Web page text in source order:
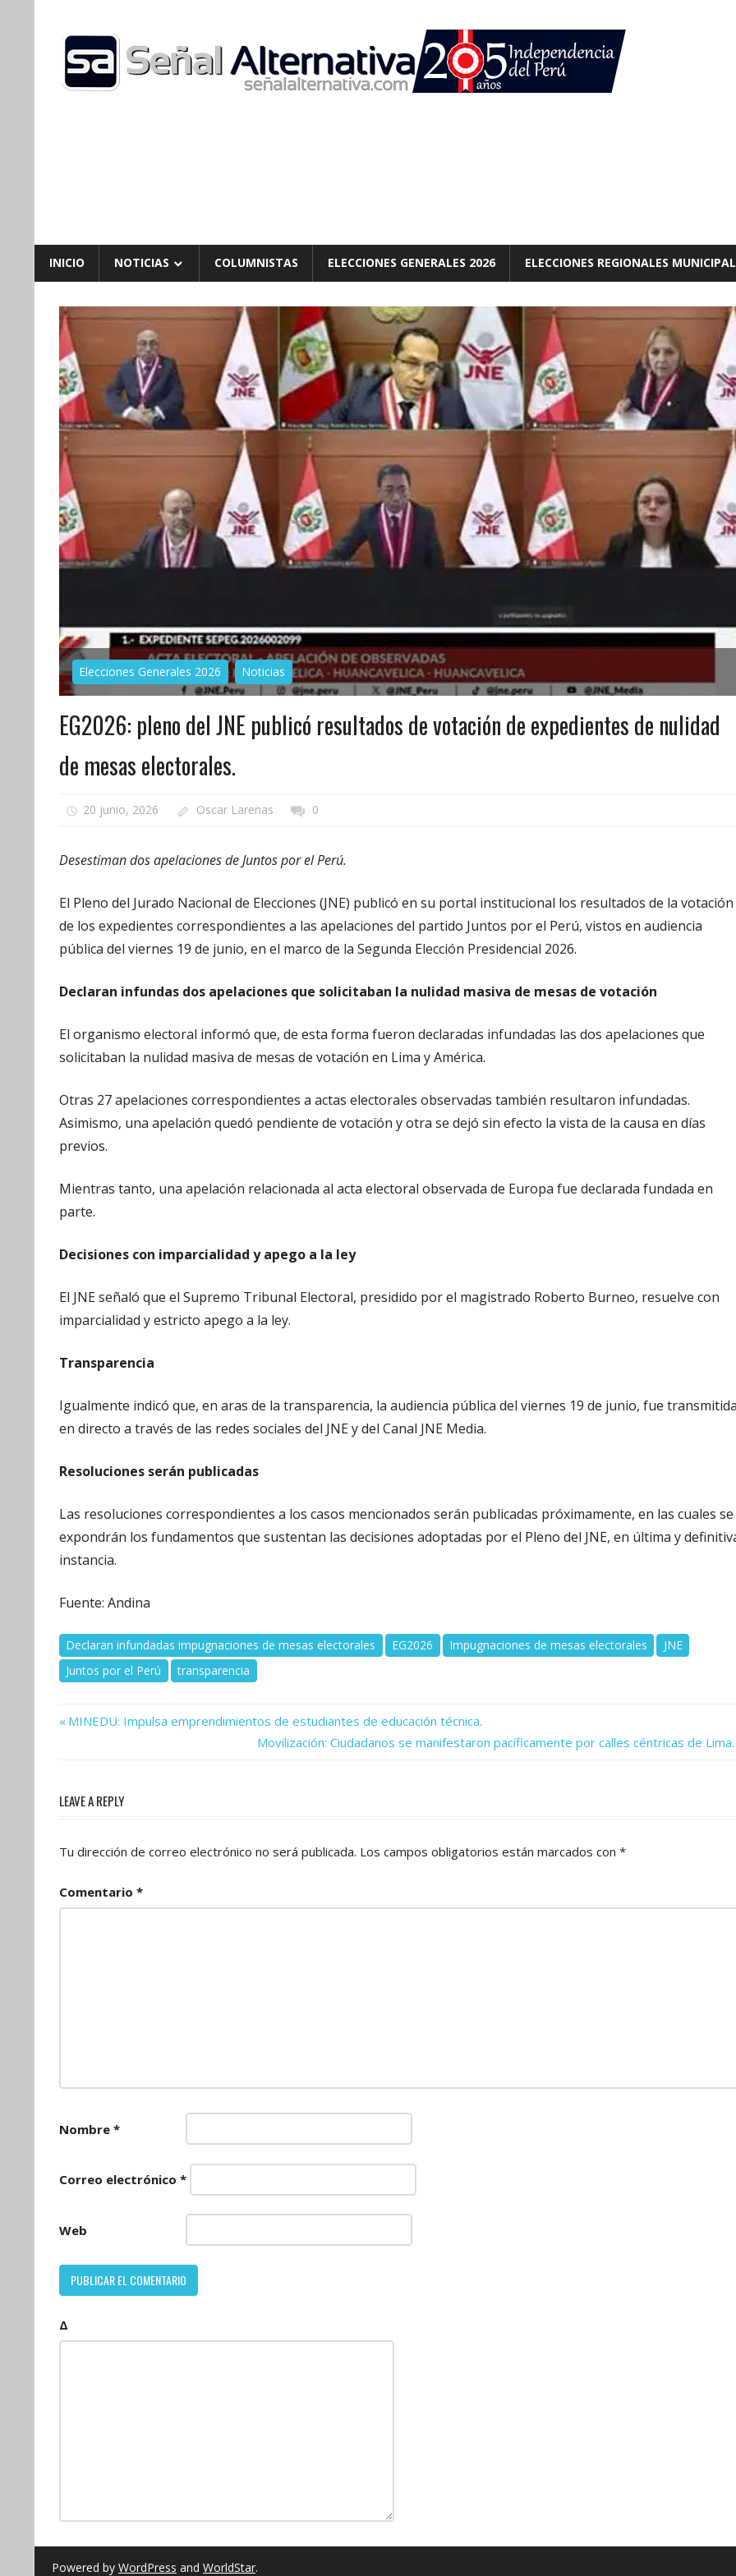
content
INICIO NOTICIAS COLUMNISTAS ELECCIONES GENERALES 2026 ELECCIONES REGIONALES
Elecciones Generales 2026 Noticias
EG2026: pleno del JNE publicó resultados de votación de expedientes de nulidad
de mesas electorales.
20 junio, 2026 Oscar Larenas 0
Desestiman dos apelaciones de Juntos por el Perú.
El Pleno del Jurado Nacional de Elecciones (JNE) publicó en su portal institucional los resultados de la votación
de los expedientes correspondientes a las apelaciones del partido Juntos por el Perú, vistos en audiencia
pública del viernes 19 de junio, en el marco de la Segunda Elección Presidencial 2026.
Declaran infundas dos apelaciones que solicitaban la nulidad masiva de mesas de votación
El organismo electoral informó que, de esta forma fueron declaradas infundadas las dos apelaciones que
solicitaban la nulidad masiva de mesas de votación en Lima y América.
Otras 27 apelaciones correspondientes a actas electorales observadas también resultaron infundadas.
Asimismo, una apelación quedó pendiente de votación y otra se dejó sin efecto la vista de la causa en días
previos.
Mientras tanto, una apelación relacionada al acta electoral observada de Europa fue declarada fundada en
parte.
Decisiones con imparcialidad y apego a la ley
El JNE señaló que el Supremo Tribunal Electoral, presidido por el magistrado Roberto Burneo, resuelve con
imparcialidad y estricto apego a la ley.
Transparencia
Igualmente indicó que, en aras de la transparencia, la audiencia pública del viernes 19 de junio, fue
en directo a través de las redes sociales del JNE y del Canal JNE Media.
Resoluciones serán publicadas
Las resoluciones correspondientes a los casos mencionados serán publicadas próximamente, en las cuales se
expondrán los fundamentos que sustentan las decisiones adoptadas por el Pleno del JNE, en última y
instancia.
Fuente: Andina
Declaran infundadas impugnaciones de mesas electorales EG2026 Impugnaciones de mesas electorales
JNE
Juntos por el Perú
transparencia
Navegación
entradas
Previous
MINEDU: Impulsa emprendimientos de estudiantes de educación técnica.
Next
Movilización: Ciudadanos se manifestaron pacíficamente por calles céntricas de Lima.
LEAVE A REPLY
Tu dirección de correo electrónico no será publicada. Los campos obligatorios están marcados con *
Comentario *
Nombre *
Correo electrónico *
Web
Δ
Powered by WordPress and WorldStar.